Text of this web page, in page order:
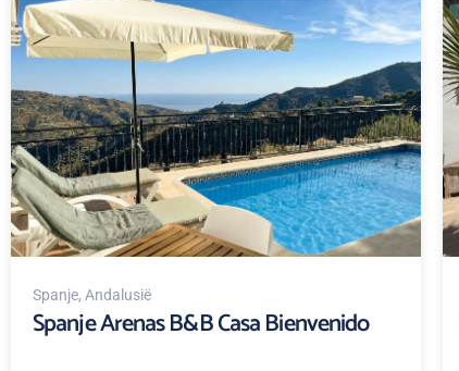
Spanje, Andalusië
Spanje Arenas B&B Casa Bienvenido